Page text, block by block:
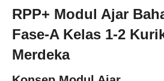
RPP+ Modul Ajar
Fase-A Kelas 1-2
Merdeka